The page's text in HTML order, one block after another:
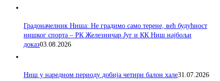
Градоначелник Ниша: Не градимо само терене, већ будућност
нишког спорта – РК Железничар Југ и КК Ниш најбољи
доказ03.08.2026
Ниш у наредном периоду добија четири балон хале31.07.2026